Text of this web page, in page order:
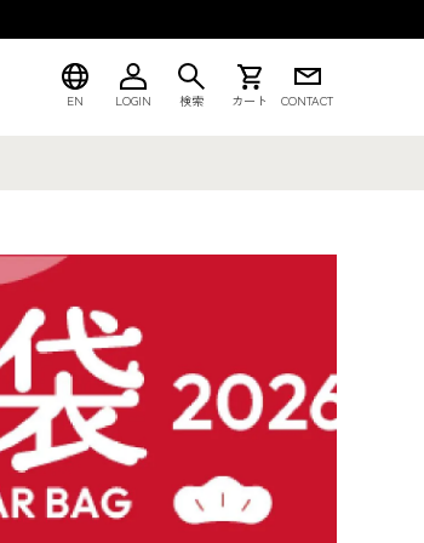
EN LOGIN 検索 カート CONTACT